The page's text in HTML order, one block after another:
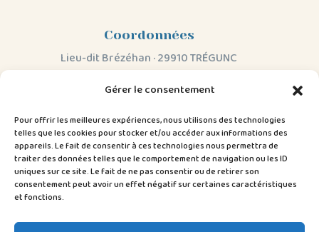
Gérer le consentement
Pour offrir les meilleures expériences, nous utilisons des technologies
telles que les cookies pour stocker et/ou accéder aux informations des
appareils. Le fait de consentir à ces technologies nous permettra de
traiter des données telles que le comportement de navigation ou les ID
uniques sur ce site. Le fait de ne pas consentir ou de retirer son
consentement peut avoir un effet négatif sur certaines caractéristiques
et fonctions.
Coordonnées
Lieu-dit Brézéhan · 29910 TRÉGUNC
contact@tizao.bzh
À savoir
Mentions légales&CGV
Politique de confidentialité
Créé parkaloncom.bzh
Suivez-moi